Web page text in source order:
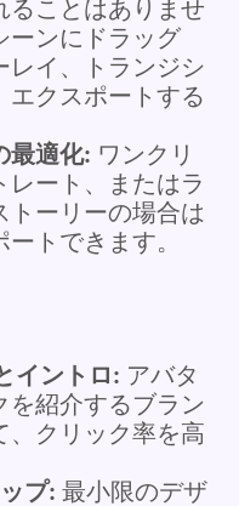
ることはありませ
ーンにドラッグ
レイ、トランジシ
エクスポートする
最適化: ワンクリ
レート、またはラ
トーリーの場合は
トできます。
イントロ: アバタ
を紹介するブラン
、クリック率を高
プ: 最小限のデザ